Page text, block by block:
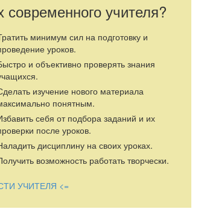
учителя?
минимум сил на подготовку и
уроков.
и объективно проверять знания
изучение нового материала
понятным.
себя от подбора заданий и их
после уроков.
дисциплину на своих уроках.
возможность работать творчески.
УЧИТЕЛЯ <=